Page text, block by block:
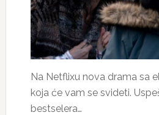
Na Netflixu nova drama sa
koja će vam se svideti.
bestselera…